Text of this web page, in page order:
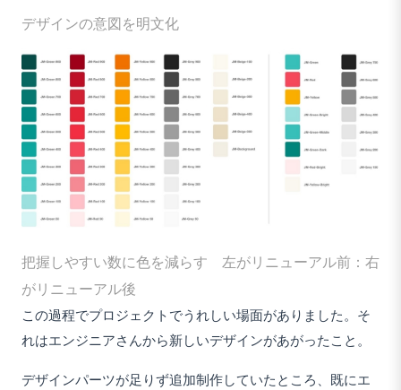
デザインの意図を明文化
把握しやすい数に色を減らす 左がリニューアル前：右
がリニューアル後
この過程でプロジェクトでうれしい場面がありました。そ
れはエンジニアさんから新しいデザインがあがったこと。
デザインパーツが足りず追加制作していたところ、既にエ